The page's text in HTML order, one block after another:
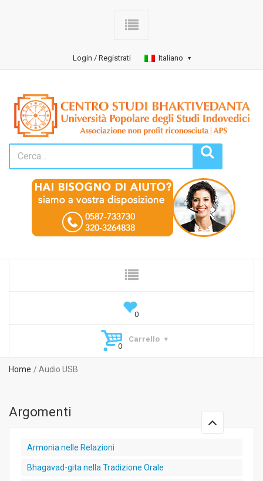
Login / Registrati Italiano
Carrello
Home Audio USB
Argomenti
Armonia nelle Relazioni
Bhagavad-gita nella Tradizione Orale